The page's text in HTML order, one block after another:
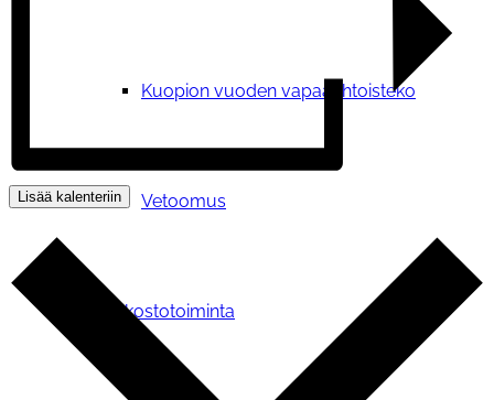
Kuopion vuoden vapaaehtoisteko
Vetoomus
Verkostotoiminta
Lisää kalenteriin